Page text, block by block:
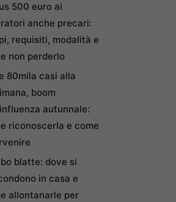
500 euro ai
anche precari:
requisiti, modalità e
non perderlo
80mila casi alla
boom
autunnale:
riconoscerla e come
blatte: dove si
in casa e
allontanarle per